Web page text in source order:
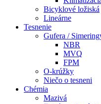
Bicyklové ložiská
Lineárne
Tesnenie
Gufera /
NBR
MVQ
FPM
O-krúžky
Niečo o tesneni
Chémia
Mazivá